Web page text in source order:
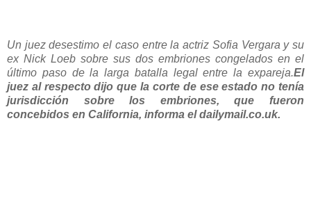
Un juez desestimo el caso entre la actriz Sofia Vergara y su
ex Nick Loeb sobre sus dos embriones congelados en el
último paso de la larga batalla legal entre la expareja.El
juez al respecto dijo que la corte de ese estado no tenía
jurisdicción sobre los embriones, que fueron
concebidos en California, informa el dailymail.co.uk.